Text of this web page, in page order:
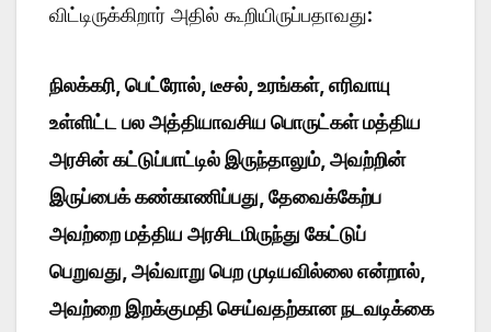
விட்டிருக்கிறார் அதில் கூறியிருப்பதாவது:
நிலக்கரி, பெட்ரோல், டீசல், உரங்கள், எரிவாயு
உள்ளிட்ட பல அத்தியாவசிய பொருட்கள் மத்திய
அரசின் கட்டுப்பாட்டில் இருந்தாலும், அவற்றின்
இருப்பைக் கண்காணிப்பது, தேவைக்கேற்ப
அவற்றை மத்திய அரசிடமிருந்து கேட்டுப்
பெறுவது, அவ்வாறு பெற முடியவில்லை என்றால்,
அவற்றை இறக்குமதி செய்வதற்கான நடவடிக்கை